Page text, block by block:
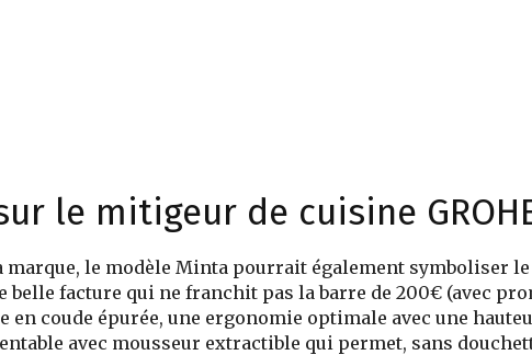
le mitigeur de cuisine
marque, le modèle Minta pourrait également symboliser
belle facture qui ne franchit pas la barre de 200€ (avec
en coude épurée, une ergonomie optimale avec une
avec mousseur extractible qui permet, sans